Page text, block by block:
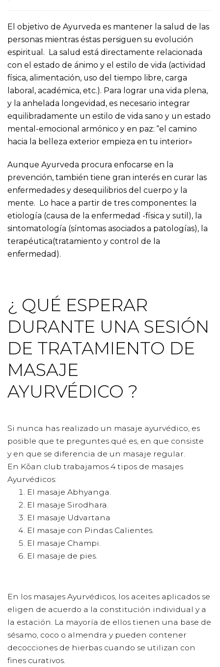
El objetivo de Ayurveda es mantener la salud de las
personas mientras éstas persiguen su evolución
espiritual. La salud está directamente relacionada
con el estado de ánimo y el estilo de vida (actividad
física, alimentación, uso del tiempo libre, carga
laboral, académica, etc.). Para lograr una vida plena,
y la anhelada longevidad, es necesario integrar
equilibradamente un estilo de vida sano y un estado
mental-emocional armónico y en paz: “el camino
hacia la belleza exterior empieza en tu interior»
Aunque Ayurveda procura enfocarse en la
prevención, también tiene gran interés en curar las
enfermedades y desequilibrios del cuerpo y la
mente. Lo hace a partir de tres componentes: la
etiología (causa de la enfermedad -física y sutil), la
sintomatología (síntomas asociados a patologías), la
terapéutica(tratamiento y control de la
enfermedad).
¿ QUÉ ESPERAR
DURANTE UNA SESIÓN
DE TRATAMIENTO DE
MASAJE
AYURVÉDICO ?
Si nunca has realizado un masaje ayurvédico, es
posible que te preguntes qué es, en que consiste
y en que se diferencia de un masaje regular.
En Kōan club trabajamos 4 tipos de masajes
Ayurvédicos:
El masaje Abhyanga.
El masaje Sirodhara.
El masaje Udvartana
El masaje con Pindas Calientes.
El masaje Champi.
El masaje de pies.
En los masajes Ayurvédicos, los aceites aplicados se
eligen de acuerdo a la constitución individual y a
la estación. La mayoría de ellos tienen una base de
sésamo, coco o almendra y pueden contener
decocciones de hierbas cuando se utilizan con
fines curativos.